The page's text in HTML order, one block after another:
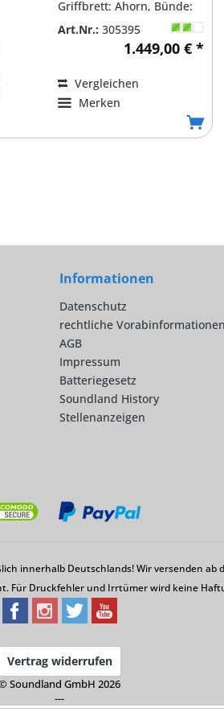
Griffbrett: Ahorn, Bünde:
Art.Nr.: 305395
1.449,00 € *
Vergleichen
Merken
Informationen
Datenschutz
rechtliche Vorabinformationen
AGB
Impressum
Batteriegesetz
Soundland History
Stellenanzeigen
innerhalb Deutschlands! Wir versenden
Für Druckfehler und Irrtümer wird keine
Vertrag widerrufen
Soundland GmbH 2026
---